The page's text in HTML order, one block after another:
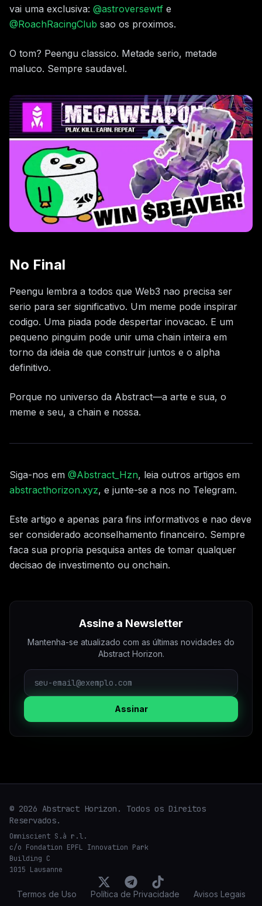
vai uma exclusiva: @astroversewtf e
@RoachRacingClub sao os proximos.
O tom? Peengu classico. Metade serio, metade
maluco. Sempre saudavel.
No Final
Peengu lembra a todos que Web3 nao precisa ser
serio para ser significativo. Um meme pode inspirar
codigo. Uma piada pode despertar inovacao. E um
pequeno pinguim pode unir uma chain inteira em
torno da ideia de que construir juntos e o alpha
definitivo.
Porque no universo da Abstract—a arte e sua, o
meme e seu, a chain e nossa.
Siga-nos em @Abstract_Hzn, leia outros artigos em
abstracthorizon.xyz, e junte-se a nos no Telegram.
Este artigo e apenas para fins informativos e nao deve
ser considerado aconselhamento financeiro. Sempre
faca sua propria pesquisa antes de tomar qualquer
decisao de investimento ou onchain.
Assine a Newsletter
Mantenha-se atualizado com as últimas novidades do
Abstract Horizon.
Assinar
© 2026 Abstract Horizon. Todos os Direitos
Reservados.
Omniscient S.à r.l.
c/o Fondation EPFL Innovation Park
Building C
1015 Lausanne
Termos de Uso Política de Privacidade Avisos Legais